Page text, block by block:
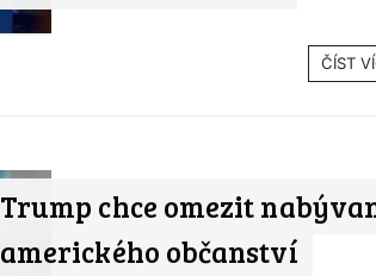
ČÍST
Trump chce omezit
amerického občanství